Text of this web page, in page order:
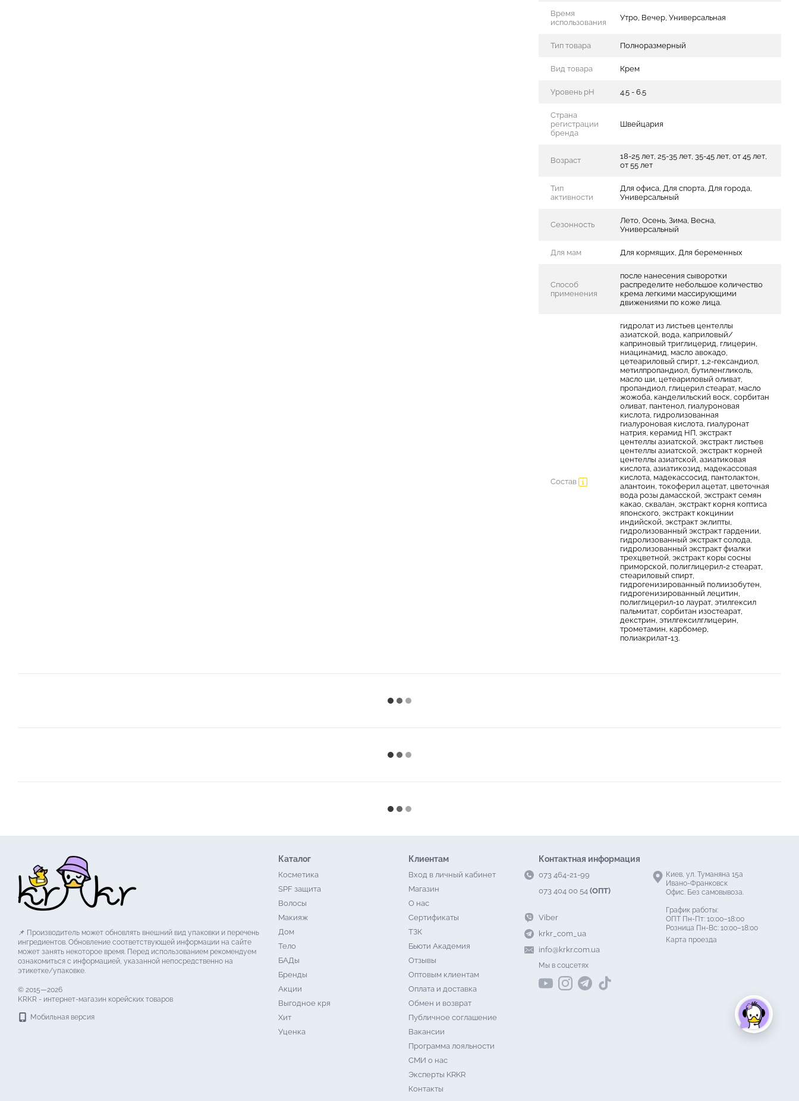
Время
использования
Утро, Вечер, Универсальная
Тип товара Полноразмерный
Вид товара Крем
Уровень pH 4.5 - 6.5
Страна
регистрации
бренда
Швейцария
Возраст
18-25 лет, 25-35 лет, 35-45 лет, от 45 лет,
от 55 лет
Тип
активности
Для офиса, Для спорта, Для города,
Универсальный
Сезонность
Лето, Осень, Зима, Весна,
Универсальный
Для мам Для кормящих, Для беременных
Способ
применения
после нанесения сыворотки
распределите небольшое количество
крема легкими массирующими
движениями по коже лица.
Состав
гидролат из листьев центеллы
азиатской, вода, каприловый/
каприновый триглицерид, глицерин,
ниацинамид, масло авокадо,
цетеариловый спирт, 1,2-гександиол,
метилпропандиол, бутиленгликоль,
масло ши, цетеариловый оливат,
пропандиол, глицерил стеарат, масло
жожоба, канделильский воск, сорбитан
оливат, пантенол, гиалуроновая
кислота, гидролизованная
гиалуроновая кислота, гиалуронат
натрия, керамид НП, экстракт
центеллы азиатской, экстракт листьев
центеллы азиатской, экстракт корней
центеллы азиатской, азиатиковая
кислота, азиатикозид, мадекассовая
кислота, мадекассосид, пантолактон,
алантоин, токоферил ацетат, цветочная
вода розы дамасской, экстракт семян
какао, сквалан, экстракт корня коптиса
японского, экстракт кокцинии
индийской, экстракт эклипты,
гидролизованный экстракт гардении,
гидролизованный экстракт солода,
гидролизованный экстракт фиалки
трехцветной, экстракт коры сосны
приморской, полиглицерил-2 стеарат,
стеариловый спирт,
гидрогенизированный полиизобутен,
гидрогенизированный лецитин,
полиглицерил-10 лаурат, этилгексил
пальмитат, сорбитан изостеарат,
декстрин, этилгексилглицерин,
трометамин, карбомер,
полиакрилат-13.
📌 Производитель может обновлять внешний вид упаковки и перечень
ингредиентов. Обновление соответствующей информации на сайте
может занять некоторое время. Перед использованием рекомендуем
ознакомиться с информацией, указанной непосредственно на
этикетке/упаковке.
© 2015—2026
KRKR - интернет-магазин корейских товаров
Мобильная версия
Каталог
Косметика
SPF защита
Волосы
Макияж
Дом
Тело
БАДы
Бренды
Акции
Выгодное кря
Хит
Уценка
Клиентам
Вход в личный кабинет
Магазин
О нас
Сертификаты
ТЗК
Бьюти Академия
Отзывы
Оптовым клиентам
Оплата и доставка
Обмен и возврат
Публичное соглашение
Вакансии
Программа лояльности
СМИ о нас
Эксперты KRKR
Контакты
Контактная информация
073 464-21-99
073 404 00 54 (ОПТ)
Viber
krkr_com_ua
info@krkr.com.ua
Киев, ул. Туманяна 15а
Ивано-Франковск
Офис. Без самовывоза.
График работы:
ОПТ Пн-Пт: 10:00–18:00
Розница Пн-Вс: 10:00–18:00
Карта проезда
Мы в соцсетях